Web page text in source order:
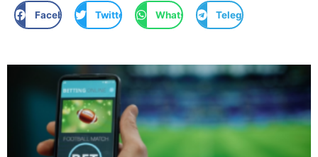
Facebook Twitter WhatsApp Telegram